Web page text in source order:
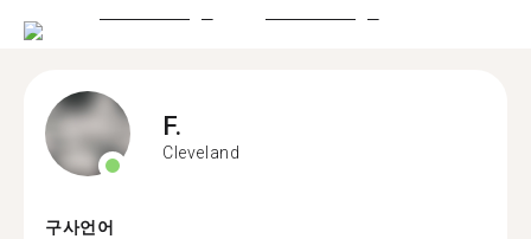
F.
Cleveland
구사언어